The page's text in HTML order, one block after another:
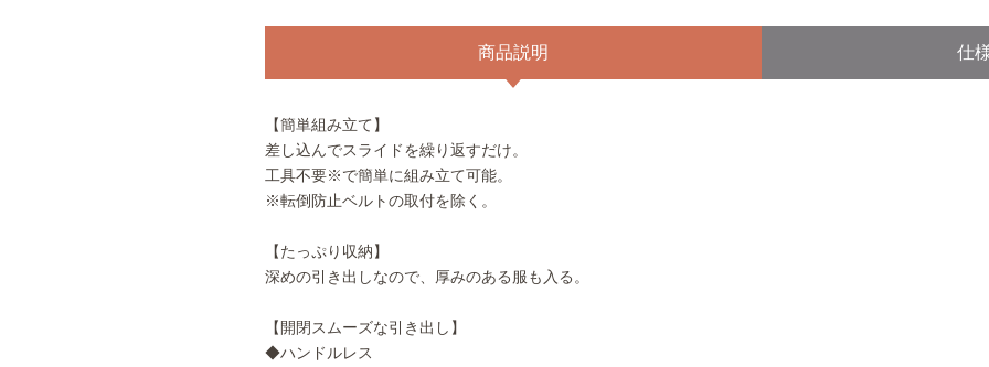
商品説明 仕
【簡単組み立て】
差し込んでスライドを繰り返すだけ。
工具不要※で簡単に組み立て可能。
※転倒防止ベルトの取付を除く。
【たっぷり収納】
深めの引き出しなので、厚みのある服も入る。
【開閉スムーズな引き出し】
◆ハンドルレス